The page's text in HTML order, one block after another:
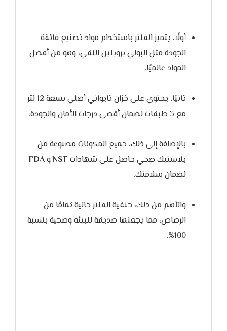
أولًا، يتميز الفلتر باستخدام مواد تصنيع فائقة
الجودة مثل البولي بروبلين النقي، وهو من أفضل
المواد عالميًا.
ثانيًا، يحتوي على خزان تايواني أصلي بسعة 12 لتر
مع 3 طبقات لضمان أقصى درجات الأمان والجودة.
بالإضافة إلى ذلك، جميع المكونات مصنوعة من
بلاستيك صحي حاصل على شهادات NSFوFDA
لضمان سلامتك.
والأهم من ذلك، حنفية الفلتر خالية تمامًا من
الرصاص، مما يجعلها صديقة للبيئة وصحية بنسبة
100%.